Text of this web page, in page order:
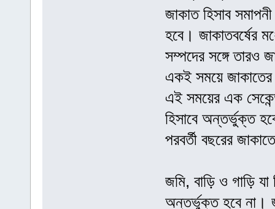
জাকাত হিসাব
হবে। জাকাতবর্ষের
সম্পদের সঙ্গে তারও
একই সময়ে জাকাতের
এই সময়ের এক
হিসাবে অন্তর্ভুক্ত
পরবর্তী বছরের
জমি, বাড়ি ও গাড়ি যা
অন্তর্ভুক্ত হবে না।